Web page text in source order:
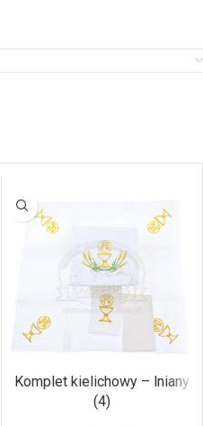
Komplet kielichowy – lniany
(4)